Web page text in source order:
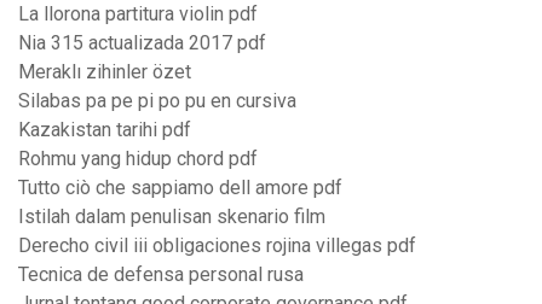
La llorona partitura violin pdf
Nia 315 actualizada 2017 pdf
Meraklı zihinler özet
Silabas pa pe pi po pu en cursiva
Kazakistan tarihi pdf
Rohmu yang hidup chord pdf
Tutto ciò che sappiamo dell amore pdf
Istilah dalam penulisan skenario film
Derecho civil iii obligaciones rojina villegas pdf
Tecnica de defensa personal rusa